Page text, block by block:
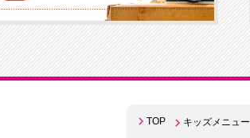
TOP キッズメニュー